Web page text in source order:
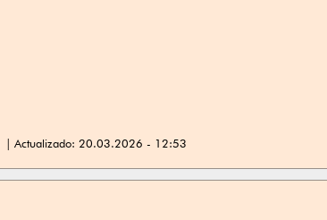
Actualizado: 20.03.2026 - 12:53